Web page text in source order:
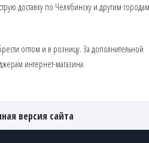
доставку по Челябинску и другим городам
оптом и в розницу. За дополнительной
интернет-магазина.
версия сайта